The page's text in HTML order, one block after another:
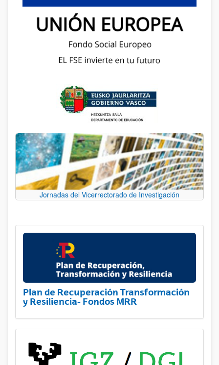
Jornadas del Vicerrectorado de Investigación
Plan de Recuperación Transformación
y Resiliencia- Fondos MRR